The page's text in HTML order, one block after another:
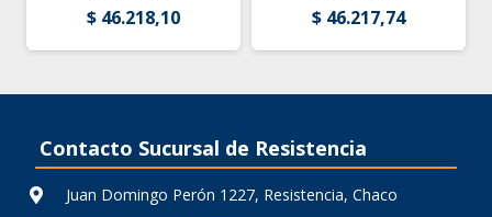
El
precio
$ 57.772,63.
$ 46.218,10El
precio
$ 46.218,10.
El
precio
$ 57.772,18.
$ 46.217,74El
precio
Contacto Sucursal de Resistencia
Juan Domingo Perón 1227, Resistencia, Chaco